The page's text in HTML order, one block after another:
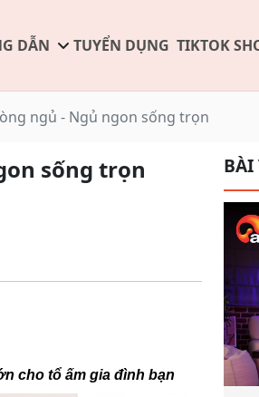
DẪN TUYỂN DỤNG TIKTOK
ngủ - Ngủ ngon sống trọn
sống trọn
cho tổ ấm gia đình bạn
BÀI